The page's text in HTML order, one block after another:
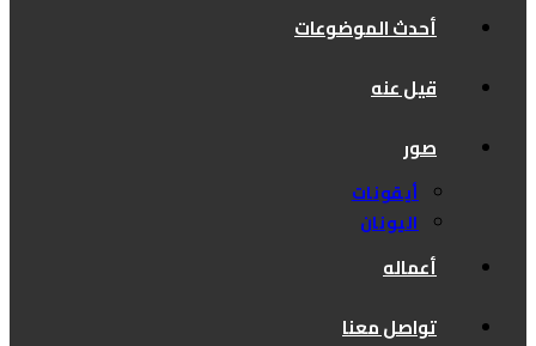
أحدث الموضوعات
قيل عنه
صور
أيقونات
اليونان
أعماله
تواصل معنا